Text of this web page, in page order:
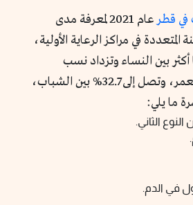
في قطر
عام 2021 لمعرفة مدى
المتعددة في مراكز الرعاية الأولية،
بين النساء وتزداد نسب
الإصابة مع زيادة العمر، وتصل إلى 32.7% بين الشباب،
ما يلي:
الثاني.
في الدم.